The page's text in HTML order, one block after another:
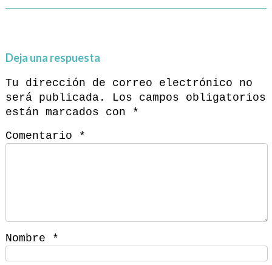
Deja una respuesta
Tu dirección de correo electrónico no
será publicada.
Los campos obligatorios
están marcados con
*
Comentario
*
Nombre *